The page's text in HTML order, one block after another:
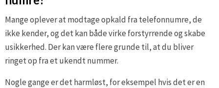
Mange oplever at modtage opkald fra telefonnumre, de
ikke kender, og det kan både virke forstyrrende og skabe
usikkerhed. Der kan være flere grunde til, at du bliver
ringet op fra et ukendt nummer.
Nogle gange er det harmløst, for eksempel hvis det er en